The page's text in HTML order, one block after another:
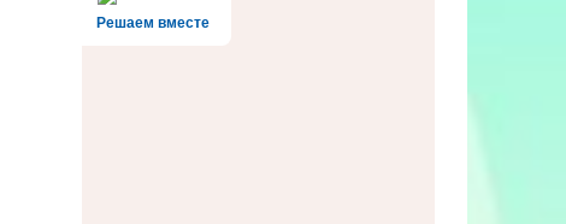
Решаем вместе